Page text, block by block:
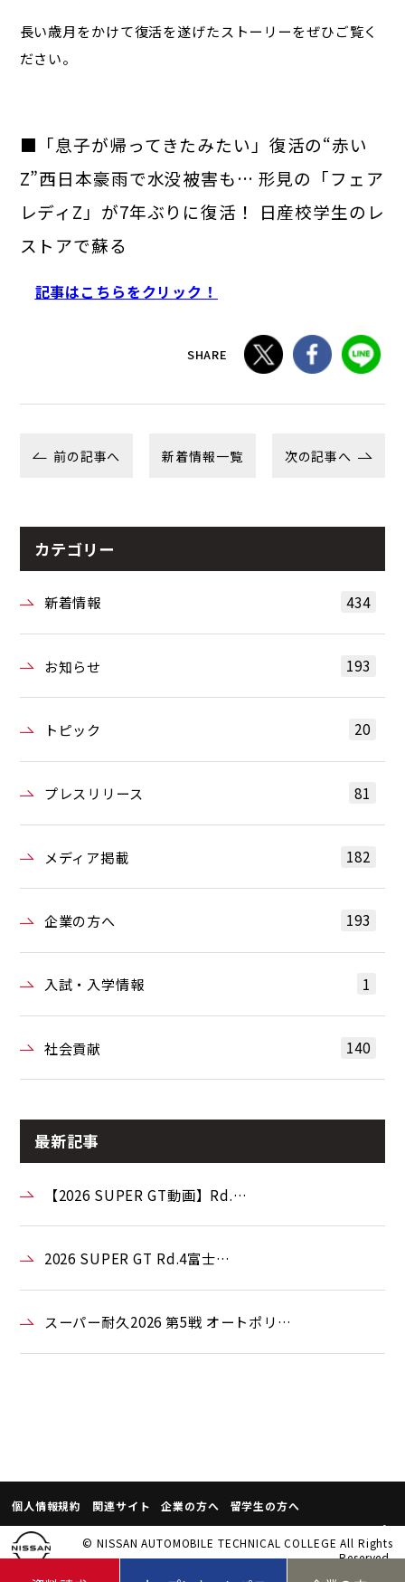
長い歳月をかけて復活を遂げたストーリーをぜひご覧く
ださい。
■「息子が帰ってきたみたい」復活の“赤い
Z”西日本豪雨で水没被害も… 形見の「フェア
レディZ」が7年ぶりに復活！ 日産校学生のレ
ストアで蘇る
記事はこちらをクリック！
SHARE
前の記事へ 新着情報一覧 次の記事へ
カテゴリー
新着情報 434
お知らせ 193
トピック 20
プレスリリース 81
メディア掲載 182
企業の方へ 193
入試・入学情報 1
社会貢献 140
最新記事
【2026 SUPER GT動画】Rd.…
2026 SUPER GT Rd.4富士…
スーパー耐久2026 第5戦 オートポリ…
個人情報規約 関連サイト 企業の方へ 留学生の方へ
© NISSAN AUTOMOBILE TECHNICAL COLLEGE All Rights
Reserved.